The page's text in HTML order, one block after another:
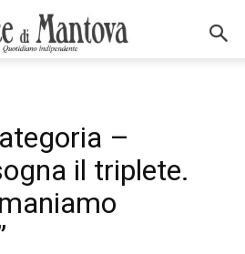
–
il triplete.